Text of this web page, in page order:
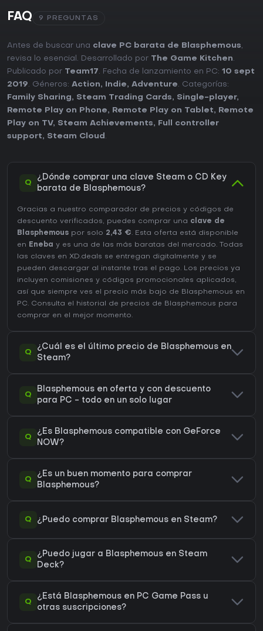
FAQ 9 PREGUNTAS
Antes de buscar una clave PC barata de Blasphemous,
revisa lo esencial. Desarrollado por The Game Kitchen.
Publicado por Team17. Fecha de lanzamiento en PC: 10 sept
2019. Géneros: Action, Indie, Adventure. Categorías:
Family Sharing, Steam Trading Cards, Single-player,
Remote Play on Phone, Remote Play on Tablet,
Remote
Play on TV, Steam Achievements,
Full controller
support, Steam Cloud .
Q
¿Dónde comprar una clave Steam o CD Key
barata de Blasphemous?
Gracias a nuestro comparador de precios y códigos de
descuento verificados, puedes comprar una clave de
Blasphemous por solo 2,43 €. Esta oferta está disponible
en Eneba y es una de las más baratas del mercado. Todas
las claves en XD.deals se entregan digitalmente y se
pueden descargar al instante tras el pago. Los precios ya
incluyen comisiones y códigos promocionales aplicados,
así que siempre ves el precio más bajo de Blasphemous en
PC. Consulta el historial de precios de Blasphemous para
comprar en el mejor momento.
Q
¿Cuál es el último precio de Blasphemous en
Steam?
Q
Blasphemous en oferta y con descuento
para PC - todo en un solo lugar
Q
¿Es Blasphemous compatible con GeForce
NOW?
Q
¿Es un buen momento para comprar
Blasphemous?
Q ¿Puedo comprar Blasphemous en Steam?
Q
¿Puedo jugar a Blasphemous en Steam
Deck?
Q
¿Está Blasphemous en PC Game Pass u
otras suscripciones?